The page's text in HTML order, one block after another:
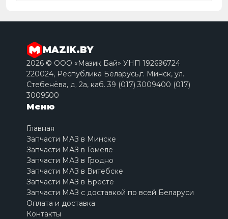
MAZIK.BY
2026 © ООО «Мазик Бай» УНП 192696724
220024, Республика Беларусь,г. Минск, ул.
Стебенёва, д. 2a, каб. 39 (017) 3009400 (017)
3009500
Меню
Главная
Запчасти МАЗ в Минске
Запчасти МАЗ в Гомеле
Запчасти МАЗ в Гродно
Запчасти МАЗ в Витебске
Запчасти МАЗ в Бресте
Запчасти МАЗ с доставкой по всей Беларуси
Оплата и доставка
Контакты